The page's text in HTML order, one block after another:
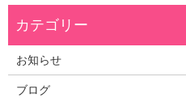
お知らせ
ブログ